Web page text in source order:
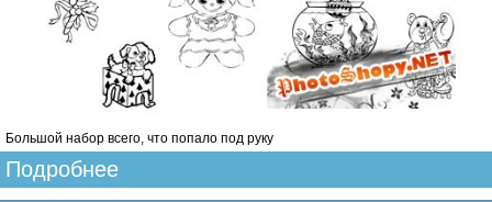
Большой набор всего, что попало под руку
Подробнее